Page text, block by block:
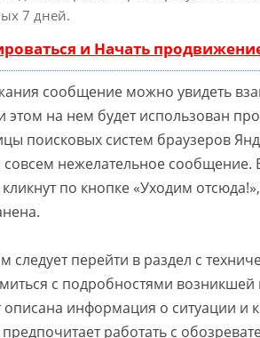
7 дней.
и Начать
сообщение можно увидеть
на нем будет использован
поисковых систем браузеров
совсем нежелательное сообщение.
по кнопке «Уходим
следует перейти в раздел с
с подробностями
описана информация о ситуации и
работать с